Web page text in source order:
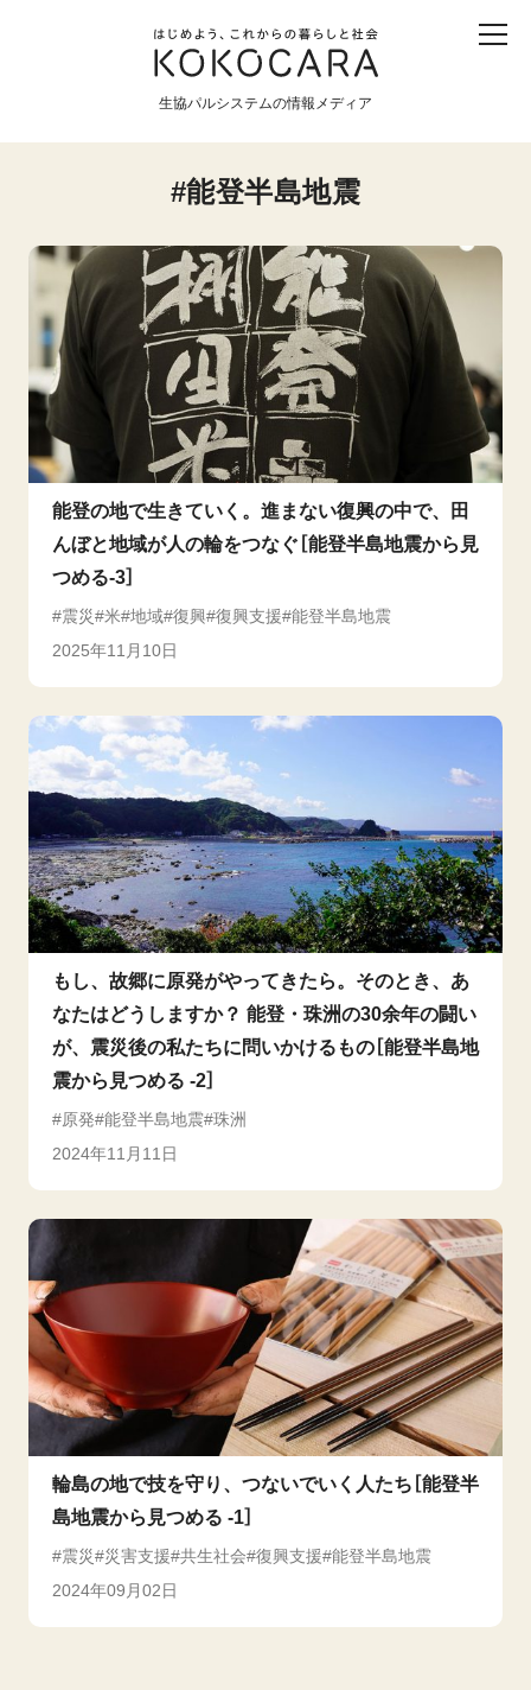
生協パルシステムの情報メディア
産直 食育 食べる 震災
暮らしと社会
環境と平和
生協の宅配パルシステム
能登半島地震
能登の地で生きていく。進まない復興の中で、田
んぼと地域が人の輪をつなぐ［能登半島地震から見
つめる-3］
震災 米 地域 復興 復興支援 能登半島地震
2025年11月10日
もし、故郷に原発がやってきたら。そのとき、あ
なたはどうしますか？ 能登・珠洲の30余年の闘い
が、震災後の私たちに問いかけるもの［能登半島地
震から見つめる -2］
原発 能登半島地震 珠洲
2024年11月11日
輪島の地で技を守り、つないでいく人たち［能登半
島地震から見つめる -1］
震災 災害支援 共生社会 復興支援 能登半島地震
2024年09月02日